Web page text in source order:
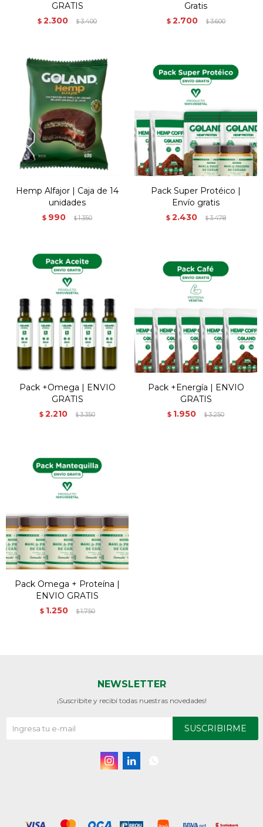
GRATIS
$ 2.300 $3.400
Gratis
$ 2.700 $3.600
Hemp Alfajor | Caja de 14
unidades
$ 990 $1.350
Pack Super Protéico |
Envío gratis
$ 2.430 $3.478
Pack +Omega | ENVIO
GRATIS
$ 2.210 $3.350
Pack +Energía | ENVIO
GRATIS
$ 1.950 $3.250
Pack Omega + Proteína |
ENVIO GRATIS
$ 1.250 $1.750
NEWSLETTER
¡Suscribite y recibí todas nuestras novedades!
SUSCRIBIRME
 